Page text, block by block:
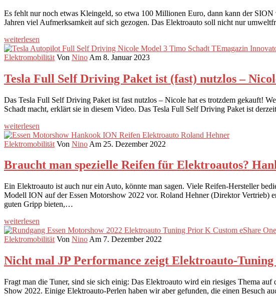
Es fehlt nur noch etwas Kleingeld, so etwa 100 Millionen Euro, dann kann der
Jahren viel Aufmerksamkeit auf sich gezogen. Das Elektroauto soll nicht nur
weiterlesen
Elektromobilität Von Nino Am 8. Januar 2023
Tesla Full Self Driving Paket ist (fast) nutzlos –
Das Tesla Full Self Driving Paket ist fast nutzlos – Nicole hat es trotzdem gekauft!
Schadt macht, erklärt sie in diesem Video. Das Tesla Full Self Driving Paket ist
weiterlesen
Elektromobilität Von Nino Am 25. Dezember 2022
Braucht man spezielle Reifen für Elektroautos?
Ein Elektroauto ist auch nur ein Auto, könnte man sagen. Viele Reifen-Hersteller
Modell ION auf der Essen Motorshow 2022 vor. Roland Hehner (Direktor Vertrieb)
guten Gripp bieten,…
weiterlesen
Elektromobilität Von Nino Am 7. Dezember 2022
Nicht mal JP Performance zeigt Elektroauto-
Fragt man die Tuner, sind sie sich einig: Das Elektroauto wird ein riesiges Thema
Show 2022. Einige Elektroauto-Perlen haben wir aber gefunden, die einen Besuch